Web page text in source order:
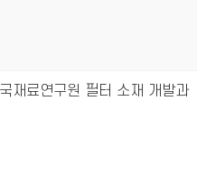
재료연구원 필터 소재 개발과